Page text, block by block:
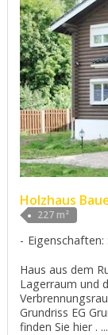
Holzhaus
227 m²
Haus aus dem
Lagerraum und
Grundriss EG
finden Sie hier . ...